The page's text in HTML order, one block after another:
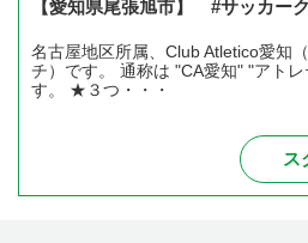
【愛知県尾張旭市】 #サッカー
名古屋地区所属、Club Atletico愛知
チ）です。 通称は "CA愛知" "アト
す。 ★３つ・・・
ス